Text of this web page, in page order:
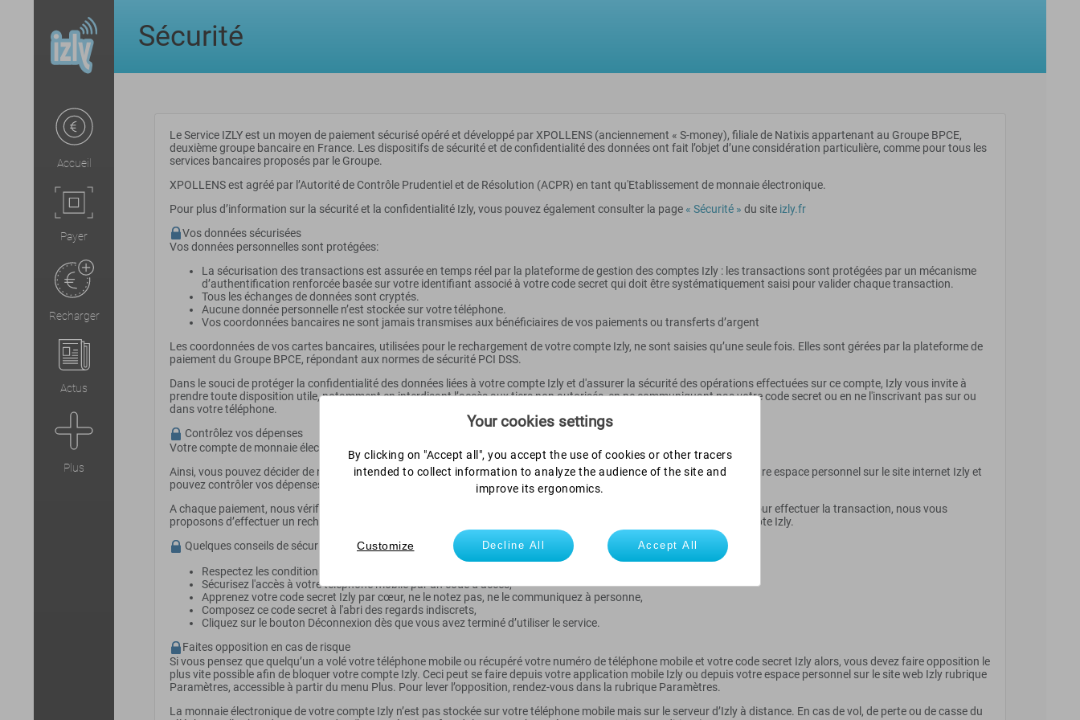
Accueil
Payer
Recharger
Actus
Plus
Sécurité
Le Service IZLY est un moyen de paiement sécurisé opéré et développé par XPOLLENS (anciennement « S-money), filiale de Natixis appartenant au Groupe BPCE,
deuxième groupe bancaire en France. Les dispositifs de sécurité et de confidentialité des données ont fait l’objet d’une considération particulière, comme pour tous les
services bancaires proposés par le Groupe.
XPOLLENS est agréé par l’Autorité de Contrôle Prudentiel et de Résolution (ACPR) en tant qu'Etablissement de monnaie électronique.
Pour plus d’information sur la sécurité et la confidentialité Izly, vous pouvez également consulter la page « Sécurité » du site izly.fr
Vos données sécurisées
Vos données personnelles sont protégées:
La sécurisation des transactions est assurée en temps réel par la plateforme de gestion des comptes Izly : les transactions sont protégées par un mécanisme
d’authentification renforcée basée sur votre identifiant associé à votre code secret qui doit être systématiquement saisi pour valider chaque transaction.
Tous les échanges de données sont cryptés.
Aucune donnée personnelle n’est stockée sur votre téléphone.
Vos coordonnées bancaires ne sont jamais transmises aux bénéficiaires de vos paiements ou transferts d’argent
Les coordonnées de vos cartes bancaires, utilisées pour le rechargement de votre compte Izly, ne sont saisies qu’une seule fois. Elles sont gérées par la plateforme de
paiement du Groupe BPCE, répondant aux normes de sécurité PCI DSS.
Dans le souci de protéger la confidentialité des données liées à votre compte Izly et d'assurer la sécurité des opérations effectuées sur ce compte, Izly vous invite à
prendre toute disposition utile, notamment en interdisant l’accès aux tiers non autorisés, en ne communiquant pas votre code secret ou en ne l'inscrivant pas sur ou
dans votre téléphone.
Contrôlez vos dépenses
Votre compte de monnaie électronique Izly, distinct de votre compte bancaire, ne peut jamais être débiteur.
Ainsi, vous pouvez décider de recharger votre compte Izly quand vous le souhaitez depuis l’application mobile Izly ou votre espace personnel sur le site internet Izly et
pouvez contrôler vos dépenses.
A chaque paiement, nous vérifions que votre solde est créditeur. S’il n’y a pas assez de provision sur votre compte Izly pour effectuer la transaction, nous vous
proposons d’effectuer un rechargement. Dans tous les cas, c’est vous qui décidez et contrôlez l’utilisation de votre compte Izly.
Quelques conseils de sécurité pour utiliser le service Izly
Respectez les conditions d’utilisation de votre téléphone préconisées par son constructeur,
Sécurisez l'accès à votre téléphone mobile par un code d’accès,
Apprenez votre code secret Izly par cœur, ne le notez pas, ne le communiquez à personne,
Composez ce code secret à l'abri des regards indiscrets,
Cliquez sur le bouton Déconnexion dès que vous avez terminé d’utiliser le service.
Faites opposition en cas de risque
Si vous pensez que quelqu’un a volé votre téléphone mobile ou récupéré votre numéro de téléphone mobile et votre code secret Izly alors, vous devez faire opposition le
plus vite possible afin de bloquer votre compte Izly. Ceci peut se faire depuis votre application mobile Izly ou depuis votre espace personnel sur le site web Izly rubrique
Paramètres, accessible à partir du menu Plus. Pour lever l’opposition, rendez-vous dans la rubrique Paramètres.
La monnaie électronique de votre compte Izly n’est pas stockée sur votre téléphone mobile mais sur le serveur d’Izly à distance. En cas de vol, de perte ou de casse du
Your cookies settings
By clicking on "Accept all", you accept the use of cookies or other tracers
intended to collect information to analyze the audience of the site and
improve its ergonomics.
Customize Decline All Accept All